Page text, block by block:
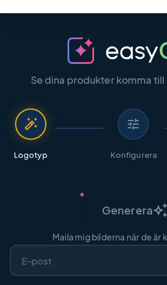
Se dina produkter komma till
auto_fix_high
Logotyp
tune
Konfigurera
Genereraauto_awesome
Maila mig bilderna när de är